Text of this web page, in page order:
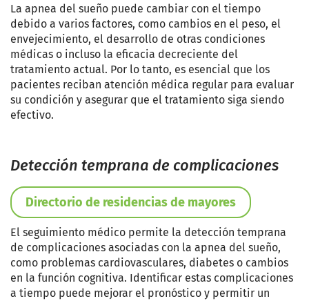
La apnea del sueño puede cambiar con el tiempo
debido a varios factores, como cambios en el peso, el
envejecimiento, el desarrollo de otras condiciones
médicas o incluso la eficacia decreciente del
tratamiento actual. Por lo tanto, es esencial que los
pacientes reciban atención médica regular para evaluar
su condición y asegurar que el tratamiento siga siendo
efectivo.
Detección temprana de complicaciones
Directorio de residencias de mayores
El seguimiento médico permite la detección temprana
de complicaciones asociadas con la apnea del sueño,
como problemas cardiovasculares, diabetes o cambios
en la función cognitiva. Identificar estas complicaciones
a tiempo puede mejorar el pronóstico y permitir un